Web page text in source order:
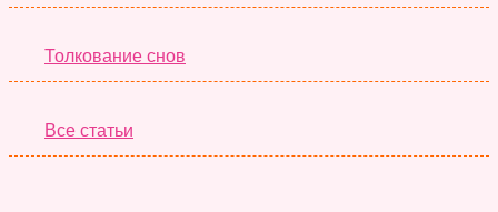
Толкование снов
Все статьи